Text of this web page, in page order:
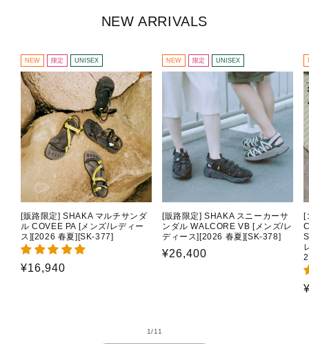
NEW ARRIVALS
NEW 限定 UNISEX
[販路限定] SHAKA マルチサンダ
ル COVEE PA [メンズ/レディー
ス][2026 春夏][SK-377]
通
¥16,940
NEW 限定 UNISEX
[販路限定] SHAKA スニーカーサ
ンダル WALCORE VB [メンズ/レ
ディース][2026 春夏][SK-378]
通
¥26,400
[
1/の
11